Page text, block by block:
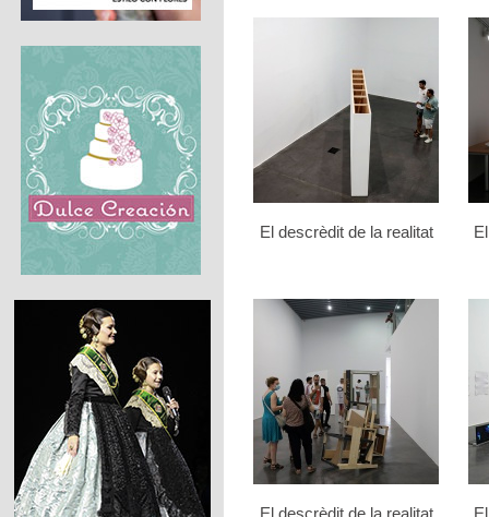
El descrèdit de la realitat